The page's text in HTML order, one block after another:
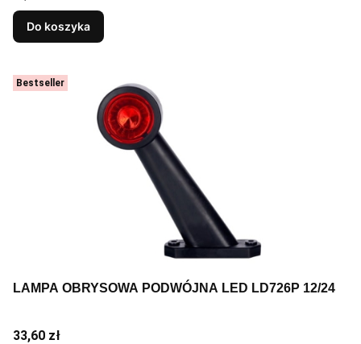
Do koszyka
Bestseller
LAMPA OBRYSOWA PODWÓJNA LED LD726P 12/24
Cena
33,60 zł